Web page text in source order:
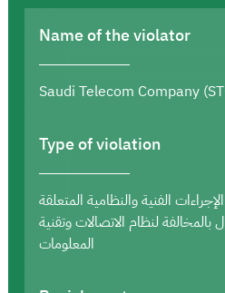
Name of the violator
Saudi Telecom Company
Type of violation
الفنية والنظامية المتعلقة
لنظام الاتصالات وتقنية
المعلومات